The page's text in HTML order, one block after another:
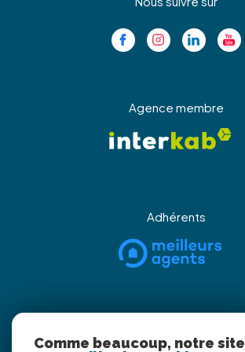
Agence membre
Adhérents
Partenaires
Comme beaucoup, notre site